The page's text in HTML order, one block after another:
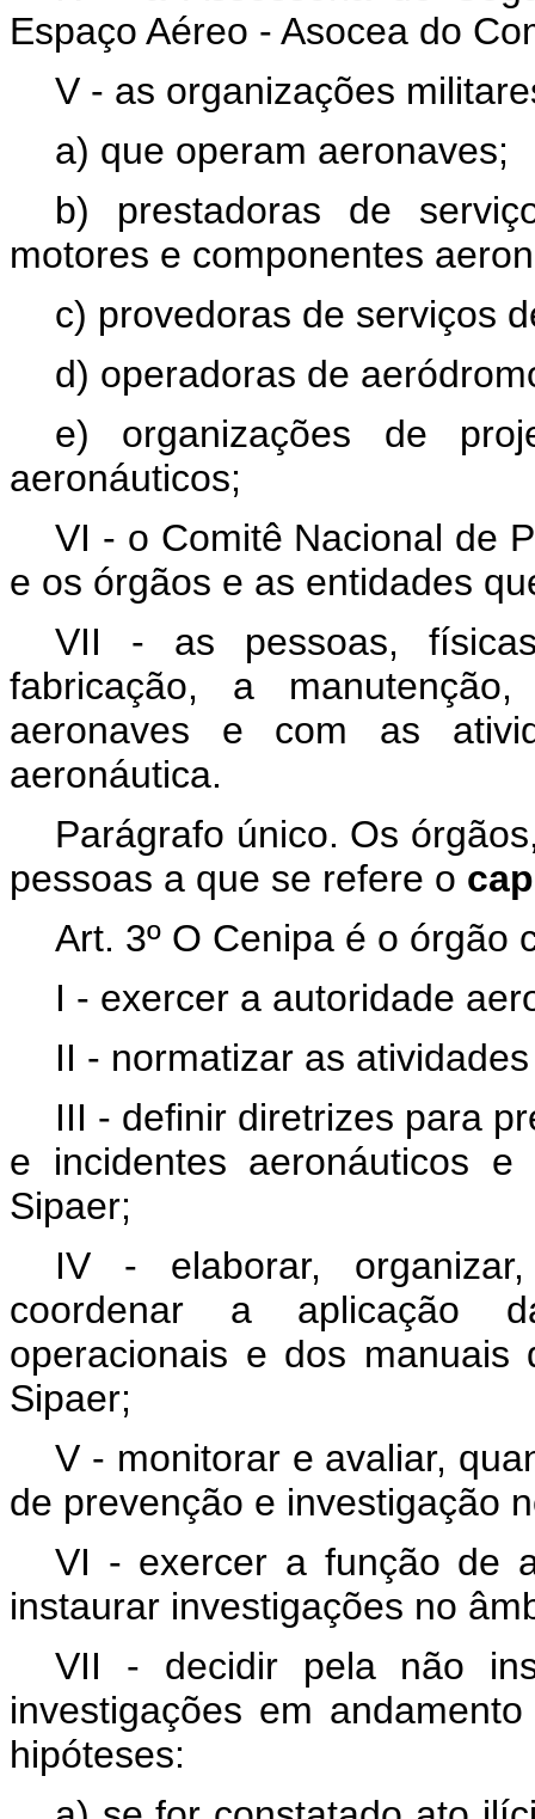
Espaço Aéreo - Asocea do
V - as organizações
a) que operam aeronaves;
b) prestadoras de
motores e componentes
c) provedoras de serviços
d) operadoras de
e) organizações de
aeronáuticos;
VI - o Comitê Nacional de
e os órgãos e as entidades
VII - as pessoas,
fabricação, a
aeronaves e com as
aeronáutica.
Parágrafo único. Os
pessoas a que se refere o
Art. 3º O Cenipa é o órgão
I - exercer a autoridade
II - normatizar as
III - definir diretrizes para
e incidentes aeronáuticos
Sipaer;
IV - elaborar,
coordenar a aplicação
operacionais e dos
Sipaer;
V - monitorar e avaliar,
de prevenção e investigação
VI - exercer a função de
instaurar investigações no
VII - decidir pela não
investigações em
hipóteses: